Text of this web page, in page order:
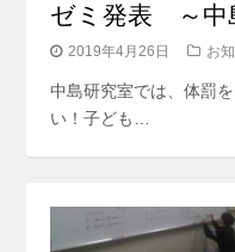
ゼミ発表 ～中
2019年4月26日 お
中島研究室では、体罰
い！子ども…